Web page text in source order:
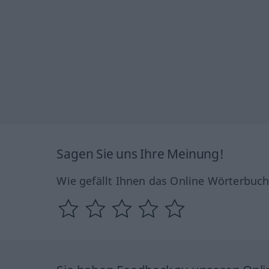
Sagen Sie uns Ihre Meinung!
Wie gefällt Ihnen das Online